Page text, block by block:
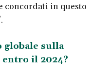
concordati in questo
globale sulla
entro il 2024?